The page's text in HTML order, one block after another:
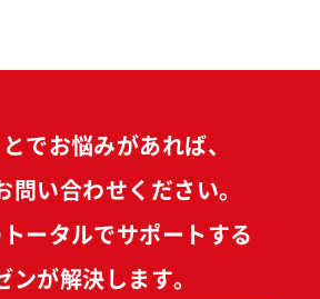
でお悩みがあれば、
問い合わせください。
ータルでサポートする
ンが解決します。